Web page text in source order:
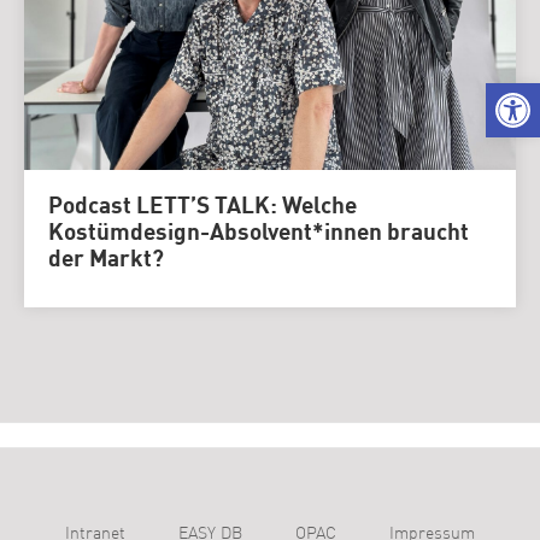
Podcast LETT’S TALK: Welche
Kostümdesign-Absolvent*innen braucht
der Markt?
Intranet EASY DB OPAC Impressum